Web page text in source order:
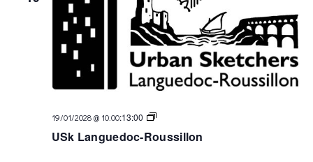
19/01/2028 @ 10:00:13:00
USk
USk Languedoc-Roussillon